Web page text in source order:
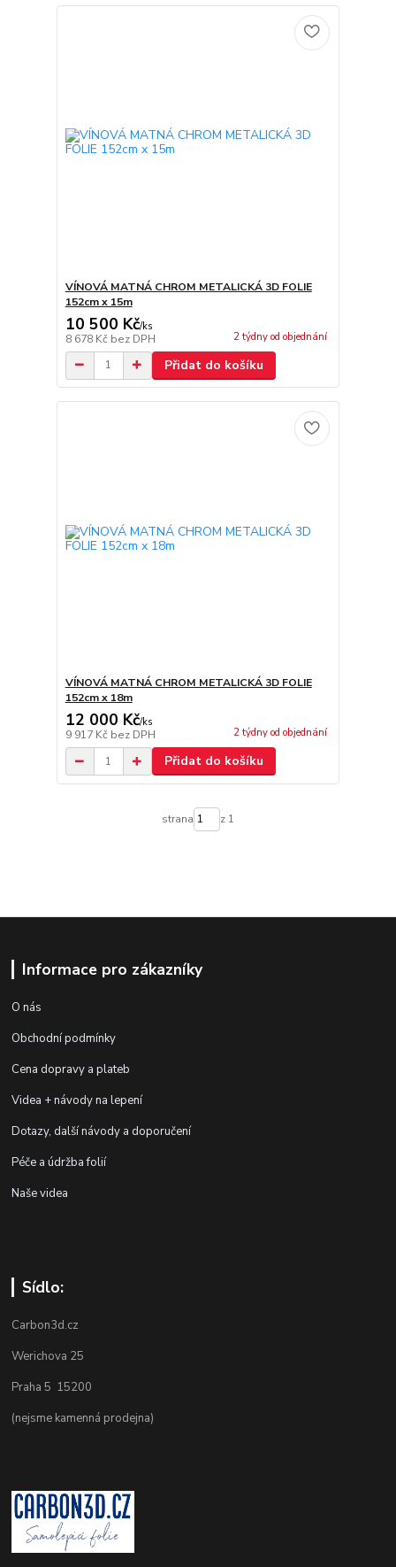
VÍNOVÁ MATNÁ CHROM METALICKÁ 3D FOLIE
152cm x 15m
10 500 Kč/ks
8 678 Kč bez DPH 2 týdny od objednání
Přidat do košíku
VÍNOVÁ MATNÁ CHROM METALICKÁ 3D FOLIE
152cm x 18m
12 000 Kč/ks
9 917 Kč bez DPH 2 týdny od objednání
Přidat do košíku
strana z 1
Informace pro zákazníky
O nás
Obchodní podmínky
Cena dopravy a plateb
Videa + návody na lepení
Dotazy, další návody a doporučení
Péče a údržba folií
Naše videa
Sídlo:
Carbon3d.cz
Werichova 25
Praha 5 15200
(nejsme kamenná prodejna)